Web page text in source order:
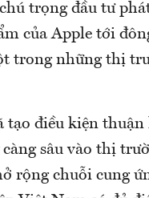
trọng đầu tư
của Apple tới
trong những thị
tạo điều kiện thuận
sâu vào thị
rộng chuỗi cung